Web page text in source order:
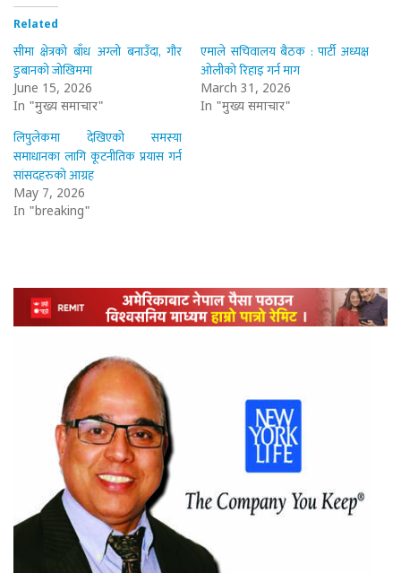
Related
सीमा क्षेत्रको बाँध अग्लो बनाउँदा, गौर
डुबानको जोखिममा
June 15, 2026
In "मुख्य समाचार"
एमाले सचिवालय बैठक : पार्टी अध्यक्ष
ओलीको रिहाइ गर्न माग
March 31, 2026
In "मुख्य समाचार"
लिपुलेकमा देखिएको समस्या
समाधानका लागि कूटनीतिक प्रयास गर्न
सांसदहरुको आग्रह
May 7, 2026
In "breaking"